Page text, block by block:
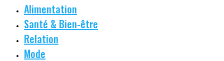
Alimentation
Santé & Bien-être
Relation
Mode